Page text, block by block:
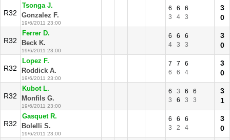
R32
Tsonga J.
Gonzalez F.
19/6/2011 23:00
6 6
6
3
4 3
3
0
R32
Ferrer D.
Beck K.
19/6/2011 23:00
6 6
6
4
3 3
3
0
R32
Lopez F.
Roddick A.
19/6/2011 23:00
7 7
6
6
6 4
3
0
R32
Kubot L.
Monfils G.
19/6/2011 23:00
6 3 6
6
3
6 3 3
3
1
R32
Gasquet R.
Bolelli S.
19/6/2011 23:00
6 6
6
3
2 4
3
0